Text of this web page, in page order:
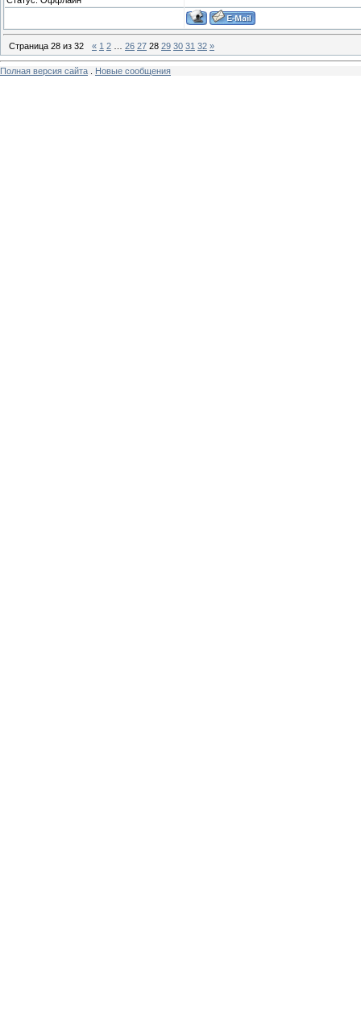
Страница 28 из 32 « 1 2 26 27 28 29 30 31 32 »
Полная версия сайта Новые сообщения